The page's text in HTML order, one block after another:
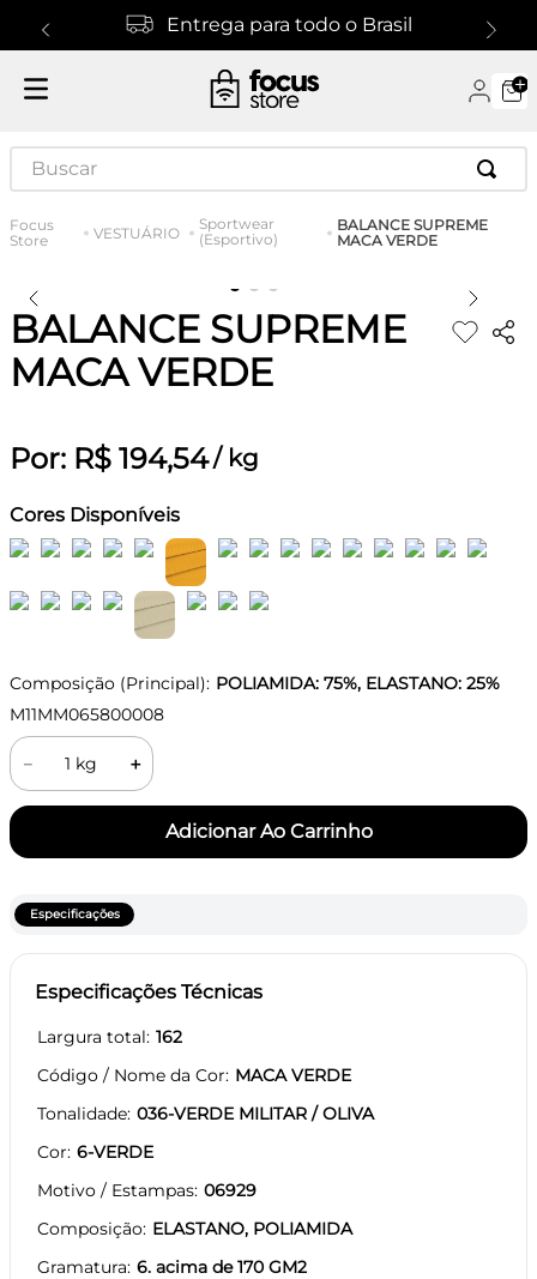
Entrega para todo o Brasil
Buscar
VESTUÁRIO
Sportwear
(Esportivo)
BALANCE SUPREME
MACA VERDE
BALANCE SUPREME
MACA VERDE
Por: R$ 194,54/ kg
Cores Disponíveis
Composição (Principal): POLIAMIDA: 75%, ELASTANO: 25%
M11MM065800008
＋
－
Especificações
Especificações Técnicas
Largura total 162
Código / Nome da Cor MACA VERDE
Tonalidade 036-VERDE MILITAR / OLIVA
Cor 6-VERDE
Motivo / Estampas 06929
Composição ELASTANO, POLIAMIDA
Gramatura 6. acima de 170 GM2